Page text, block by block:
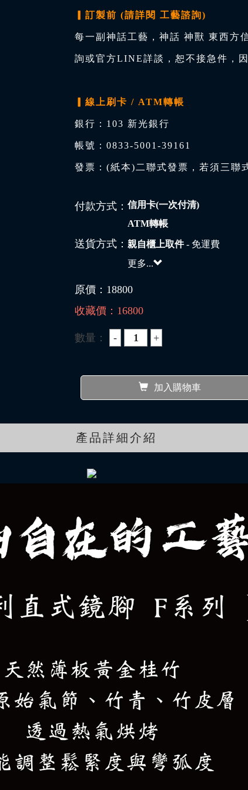
▎訂製前 (請詳閱 工藝諮詢)
每一副神話工藝，神話 神獸 東西方
詢或官方LINE詳談，恕不接急件，
▎線上刷卡 / ATM轉帳
銀行：103 新光銀行
帳號：0833-5001-39161
發票：(紙本)二聯式發票，若須三聯
付款方式：信用卡(一次付清)
ATM轉帳
送貨方式：親自櫃上取件- 免運費
更多...
原價： 18800
收藏價： 16800
數量：
加入購物車
產品詳細介紹